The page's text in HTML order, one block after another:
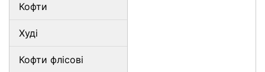
Кофти
Худі
Кофти флісові